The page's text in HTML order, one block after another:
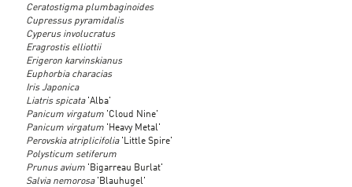
Ceratostigma plumbaginoides
Cupressus pyramidalis
Cyperus involucratus
Eragrostis elliottii
Erigeron karvinskianus
Euphorbia characias
Iris Japonica
Liatris spicata'Alba'
Panicum virgatum 'Cloud Nine'
Panicum virgatum 'Heavy Metal'
Perovskia atriplicifolia'Little Spire'
Polysticum setiferum
Prunus avium 'Bigarreau Burlat'
Salvia nemorosa'Blauhugel'